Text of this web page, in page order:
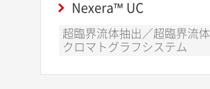
Nexera™ UC
超臨界流体抽出／超臨界流体
クロマトグラフシステム